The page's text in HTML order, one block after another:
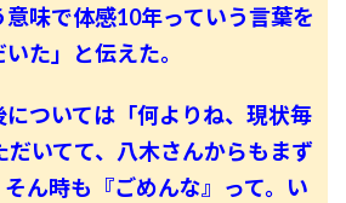
味で体感10年っていう言葉を
た」と伝えた。
ついては「何よりね、現状毎
だいてて、八木さんからもまず
ん時も『ごめんな』って。い